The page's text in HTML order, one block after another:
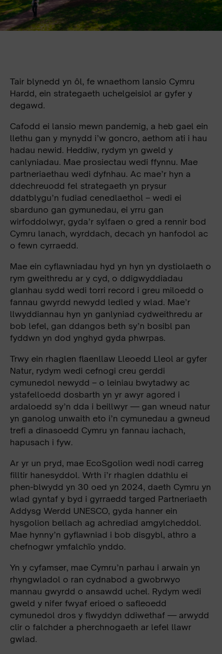
Tair blynedd yn ôl, fe wnaethom lansio Cymru
Hardd, ein strategaeth uchelgeisiol ar gyfer y
degawd.
Cafodd ei lansio mewn pandemig, a heb gael ein
llethu gan y mynydd i’w goncro, aethom ati i hau
hadau newid. Heddiw, rydym yn gweld y
canlyniadau. Mae prosiectau wedi ffynnu. Mae
partneriaethau wedi dyfnhau. Ac mae’r hyn a
ddechreuodd fel strategaeth yn prysur
ddatblygu’n fudiad cenedlaethol – wedi ei
sbarduno gan gymunedau, ei yrru gan
wirfoddolwyr, gyda’r sylfaen o gred a rennir bod
Cymru lanach, wyrddach, decach yn hanfodol ac
o fewn cyrraedd.
Mae ein cyflawniadau hyd yn hyn yn dystiolaeth o
rym gweithredu ar y cyd, o ddigwyddiadau
glanhau sydd wedi torri record i greu miloedd o
fannau gwyrdd newydd ledled y wlad. Mae’r
llwyddiannau hyn yn ganlyniad cydweithredu ar
bob lefel, gan ddangos beth sy’n bosibl pan
fyddwn yn dod ynghyd gyda phwrpas.
Trwy ein rhaglen flaenllaw Lleoedd Lleol ar gyfer
Natur, rydym wedi cefnogi creu gerddi
cymunedol newydd – o leiniau bwytadwy ac
ystafelloedd dosbarth yn yr awyr agored i
ardaloedd sy’n dda i beillwyr — gan wneud natur
yn ganolog unwaith eto i’n cymunedau a gwneud
trefi a dinasoedd Cymru yn fannau iachach,
hapusach i fyw.
Ar yr un pryd, mae EcoSgolion wedi nodi carreg
filltir hanesyddol. Wrth i’r rhaglen ddathlu ei
phen-blwydd yn 30 oed yn 2024, daeth Cymru yn
wlad gyntaf y byd i gyrraedd targed Partneriaeth
Addysg Werdd UNESCO, gyda hanner ein
hysgolion bellach ag achrediad amgylcheddol.
Mae hynny’n gyflawniad i bob disgybl, athro a
chefnogwr ymfalchïo ynddo.
Yn y cyfamser, mae Cymru’n parhau i arwain yn
rhyngwladol o ran cydnabod a gwobrwyo
mannau gwyrdd o ansawdd uchel. Rydym wedi
gweld y nifer fwyaf erioed o safleoedd
cymunedol dros y flwyddyn ddiwethaf — arwydd
clir o falchder a pherchnogaeth ar lefel llawr
gwlad.